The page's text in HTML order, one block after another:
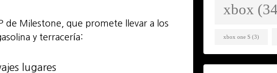
de Milestone, que promete llevar a los
y terracería:
lugares
xbox
xbox one S(3)